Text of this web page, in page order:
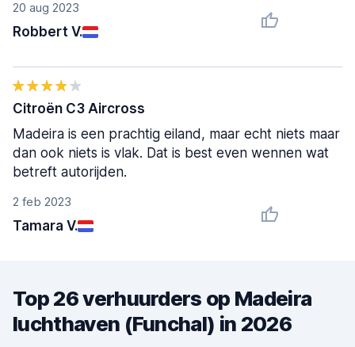
20 aug 2023
Robbert V.
2 feb 2023
Tamara V.
Citroën C3 Aircross
Madeira is een prachtig eiland, maar echt niets maar
dan ook niets is vlak. Dat is best even wennen wat
betreft autorijden.
Top 26 verhuurders op Madeira
luchthaven (Funchal) in 2026